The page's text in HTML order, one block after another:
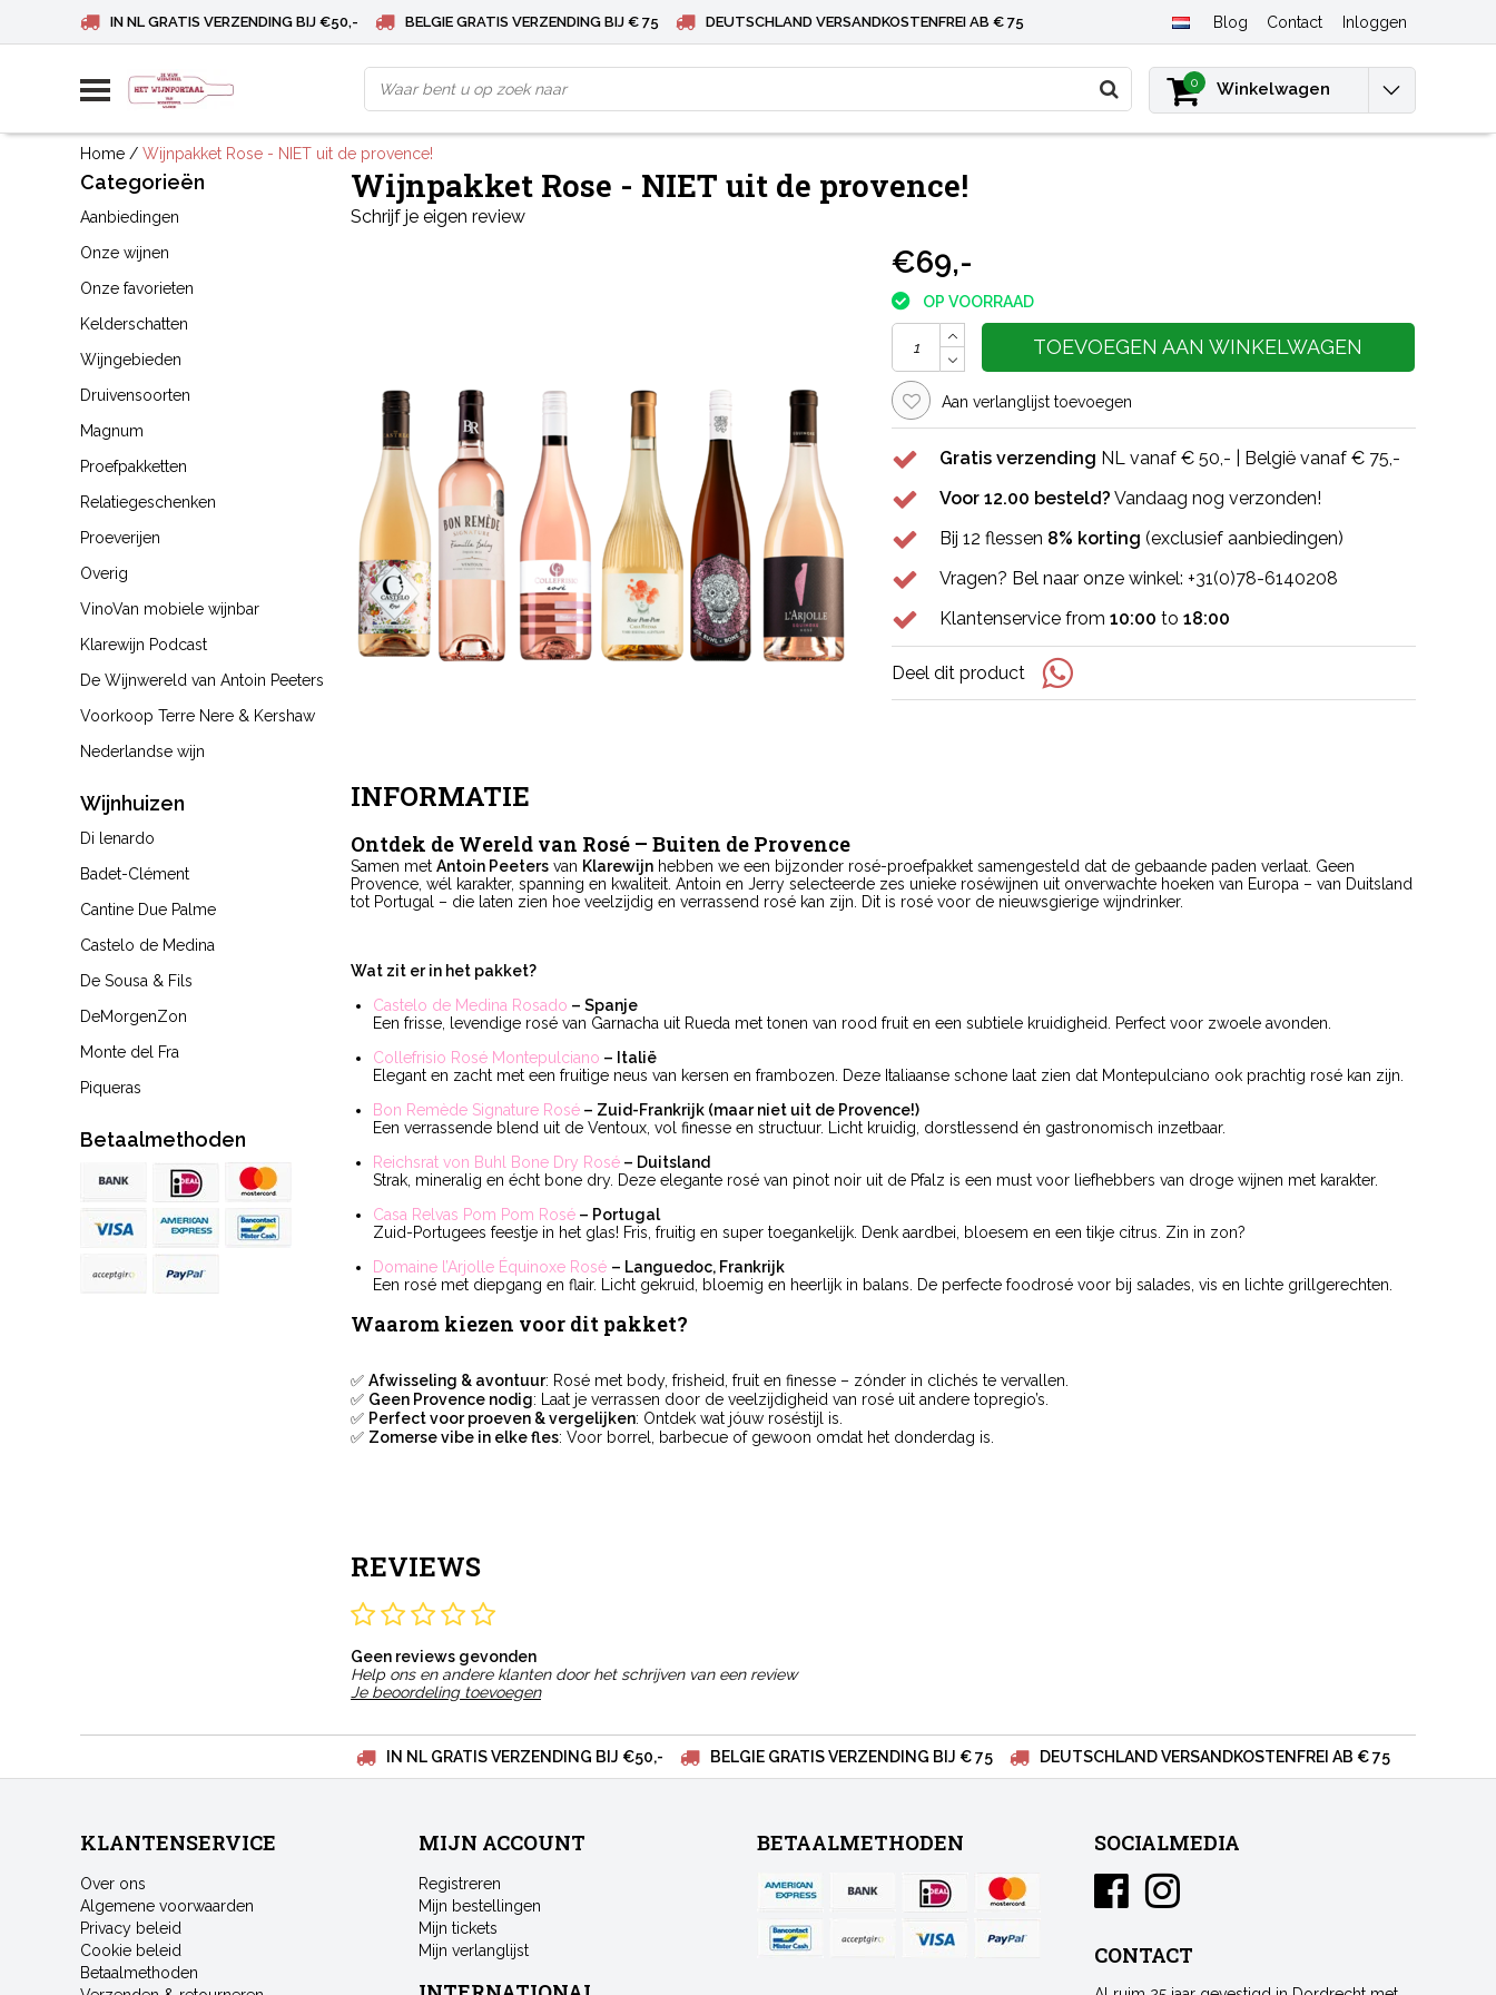
IN NL GRATIS VERZENDING BIJ €50,- BELGIE GRATIS VERZENDING BIJ € 75 DEUTSCHLAND VERSANDKOSTENFREI AB € 75 Blog Contact Inloggen
0 Winkelwagen
Home / Wijnpakket Rose - NIET uit de provence!
Categorieën
Aanbiedingen
Onze wijnen
Onze favorieten
Kelderschatten
Wijngebieden
Druivensoorten
Magnum
Proefpakketten
Relatiegeschenken
Proeverijen
Overig
VinoVan mobiele wijnbar
Klarewijn Podcast
De Wijnwereld van Antoin Peeters
Voorkoop Terre Nere & Kershaw
Nederlandse wijn
Wijnhuizen
Di lenardo
Badet-Clément
Cantine Due Palme
Castelo de Medina
De Sousa & Fils
DeMorgenZon
Monte del Fra
Piqueras
Betaalmethoden
Wijnpakket Rose - NIET uit de provence!
Schrijf je eigen review
€69,-
OP VOORRAAD
TOEVOEGEN AAN WINKELWAGEN
Aan verlanglijst toevoegen
Gratis verzending NL vanaf € 50,- | België vanaf € 75,-
Voor 12.00 besteld? Vandaag nog verzonden!
Bij 12 flessen 8% korting (exclusief aanbiedingen)
Vragen? Bel naar onze winkel: +31(0)78-6140208
Klantenservice from 10:00 to 18:00
Deel dit product
INFORMATIE
Ontdek de Wereld van Rosé – Buiten de Provence
Samen met Antoin Peeters van Klarewijn hebben we een bijzonder rosé-proefpakket samengesteld dat de gebaande paden verlaat. Geen
Provence, wél karakter, spanning en kwaliteit. Antoin en Jerry selecteerde zes unieke roséwijnen uit onverwachte hoeken van Europa – van Duitsland
tot Portugal – die laten zien hoe veelzijdig en verrassend rosé kan zijn. Dit is rosé voor de nieuwsgierige wijndrinker.
Wat zit er in het pakket?
Castelo de Medina Rosado – Spanje
Een frisse, levendige rosé van Garnacha uit Rueda met tonen van rood fruit en een subtiele kruidigheid. Perfect voor zwoele avonden.
Collefrisio Rosé Montepulciano – Italië
Elegant en zacht met een fruitige neus van kersen en frambozen. Deze Italiaanse schone laat zien dat Montepulciano ook prachtig rosé kan zijn.
Bon Remède Signature Rosé – Zuid-Frankrijk (maar niet uit de Provence!)
Een verrassende blend uit de Ventoux, vol finesse en structuur. Licht kruidig, dorstlessend én gastronomisch inzetbaar.
Reichsrat von Buhl Bone Dry Rosé – Duitsland
Strak, mineralig en écht bone dry. Deze elegante rosé van pinot noir uit de Pfalz is een must voor liefhebbers van droge wijnen met karakter.
Casa Relvas Pom Pom Rosé – Portugal
Zuid-Portugees feestje in het glas! Fris, fruitig en super toegankelijk. Denk aardbei, bloesem en een tikje citrus. Zin in zon?
Domaine l’Arjolle Équinoxe Rosé – Languedoc, Frankrijk
Een rosé met diepgang en flair. Licht gekruid, bloemig en heerlijk in balans. De perfecte foodrosé voor bij salades, vis en lichte grillgerechten.
Waarom kiezen voor dit pakket?
✅ Afwisseling & avontuur: Rosé met body, frisheid, fruit en finesse – zónder in clichés te vervallen.
✅ Geen Provence nodig: Laat je verrassen door de veelzijdigheid van rosé uit andere topregio’s.
✅ Perfect voor proeven & vergelijken: Ontdek wat jóuw roséstijl is.
✅ Zomerse vibe in elke fles: Voor borrel, barbecue of gewoon omdat het donderdag is.
REVIEWS
Geen reviews gevonden
Help ons en andere klanten door het schrijven van een review
Je beoordeling toevoegen
IN NL GRATIS VERZENDING BIJ €50,- BELGIE GRATIS VERZENDING BIJ € 75 DEUTSCHLAND VERSANDKOSTENFREI AB € 75
KLANTENSERVICE
Over ons
Algemene voorwaarden
Privacy beleid
Cookie beleid
Betaalmethoden
MIJN ACCOUNT
Registreren
Mijn bestellingen
Mijn tickets
Mijn verlanglijst
BETAALMETHODEN SOCIALMEDIA
CONTACT